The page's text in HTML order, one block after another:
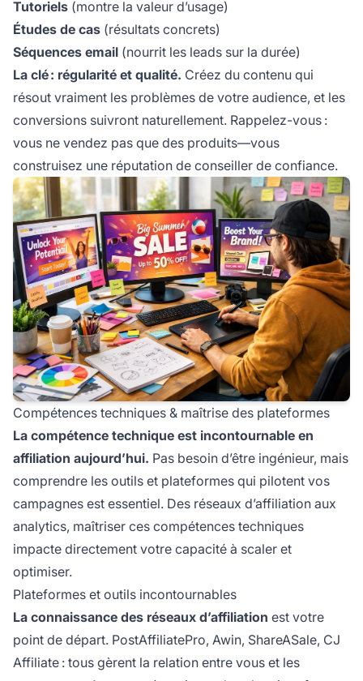
Tutoriels (montre la valeur d’usage)
Études de cas (résultats concrets)
Séquences email (nourrit les leads sur la durée)
La clé : régularité et qualité. Créez du contenu qui
résout vraiment les problèmes de votre audience, et les
conversions suivront naturellement. Rappelez-vous :
vous ne vendez pas que des produits—vous
construisez une réputation de conseiller de confiance.
Compétences techniques & maîtrise des plateformes
La compétence technique est incontournable en
affiliation aujourd’hui. Pas besoin d’être ingénieur, mais
comprendre les outils et plateformes qui pilotent vos
campagnes est essentiel. Des réseaux d’affiliation aux
analytics, maîtriser ces compétences techniques
impacte directement votre capacité à scaler et
optimiser.
Plateformes et outils incontournables
La connaissance des réseaux d’affiliation est votre
point de départ. PostAffiliatePro, Awin, ShareASale, CJ
Affiliate : tous gèrent la relation entre vous et les